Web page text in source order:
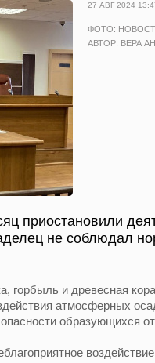
27 АВГ 2024
ФОТО:
АВТОР: ВЕРА
приостановили
не соблюдал
горбыль и древесная
атмосферных
образующихся